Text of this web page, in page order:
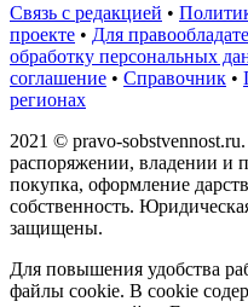
Связь с редакцией •
проекте • Для
обработку персональных
соглашение • Справочник •
регионах
2021 © pravo-
распоряжении, владении и
покупка, оформление
собственность.
защищены.
Для повышения удобства
файлы cookie. В cookie